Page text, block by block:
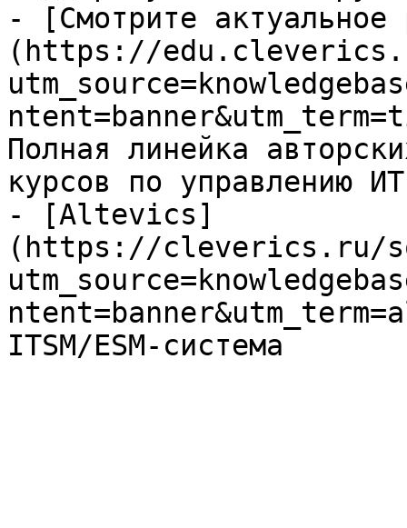
- [Смотрите актуальное
(https://
Полная линейка
курсов по управлению ИТ
- [Altevics]
(https://cleverics.ru/
ITSM/ESM-система